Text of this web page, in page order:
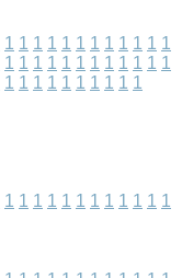
1 1 1 1 1 1 1 1 1 1 1 1
1 1 1 1 1 1 1 1 1 1 1 1
1 1 1 1 1 1 1 1 1 1
1 1 1 1 1 1 1 1 1 1 1 1